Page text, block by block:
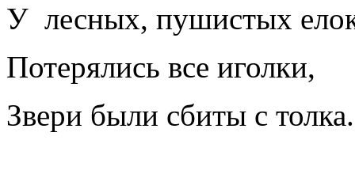
У лесных, пушистых
Потерялись все иголки,
Звери были сбиты с толка.